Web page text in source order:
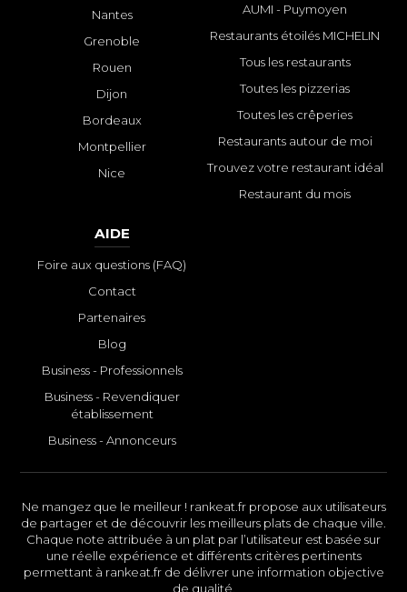
Nantes
Grenoble
Rouen
Dijon
Bordeaux
Montpellier
Nice
AUMI - Puymoyen
Restaurants étoilés MICHELIN
Tous les restaurants
Toutes les pizzerias
Toutes les crêperies
Restaurants autour de moi
Trouvez votre restaurant idéal
Restaurant du mois
AIDE
Foire aux questions (FAQ)
Contact
Partenaires
Blog
Business - Professionnels
Business - Revendiquer
établissement
Business - Annonceurs
Ne mangez que le meilleur ! rankeat.fr propose aux utilisateurs
de partager et de découvrir les meilleurs plats de chaque ville.
Chaque note attribuée à un plat par l’utilisateur est basée sur
une réelle expérience et différents critères pertinents
permettant à rankeat.fr de délivrer une information objective
de qualité.